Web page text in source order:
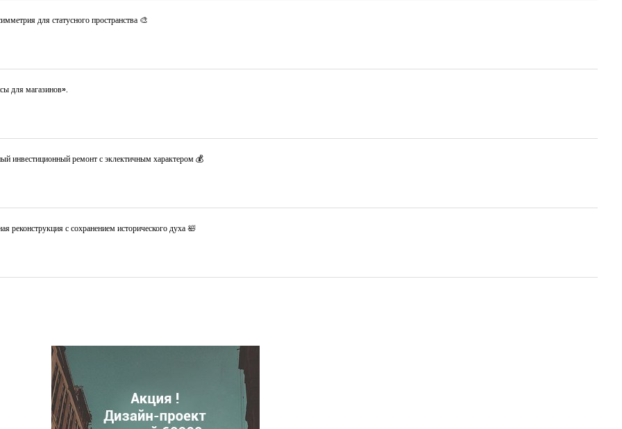
для статусного пространства 🎨
для магазинов».
инвестиционный ремонт с эклектичным характером 💰
с сохранением исторического духа 🛀